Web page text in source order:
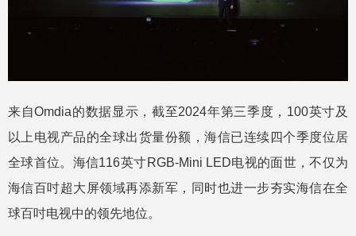
来自Omdia的数据显示，截至2024年第三季度，100英寸及
以上电视产品的全球出货量份额，海信已连续四个季度位居
全球首位。海信116英寸RGB-Mini LED电视的面世，不仅为
海信百吋超大屏领域再添新军，同时也进一步夯实海信在全
球百吋电视中的领先地位。